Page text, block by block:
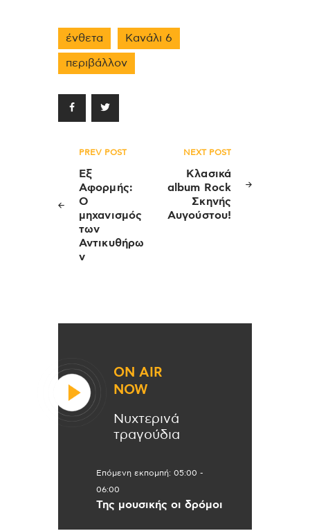
ένθετα Κανάλι 6
περιβάλλον
Πλοήγηση
άρθρων
PREV POST
Εξ
Αφορμής:
O
μηχανισμός
των
Αντικυθήρω
ν
NEXT POST
Κλασικά
album Rock
Σκηνής
Αυγούστου!
ON AIR
NOW
Νυχτερινά
τραγούδια
Επόμενη εκπομπή: 05:00 -
06:00
Της μουσικής οι δρόμοι